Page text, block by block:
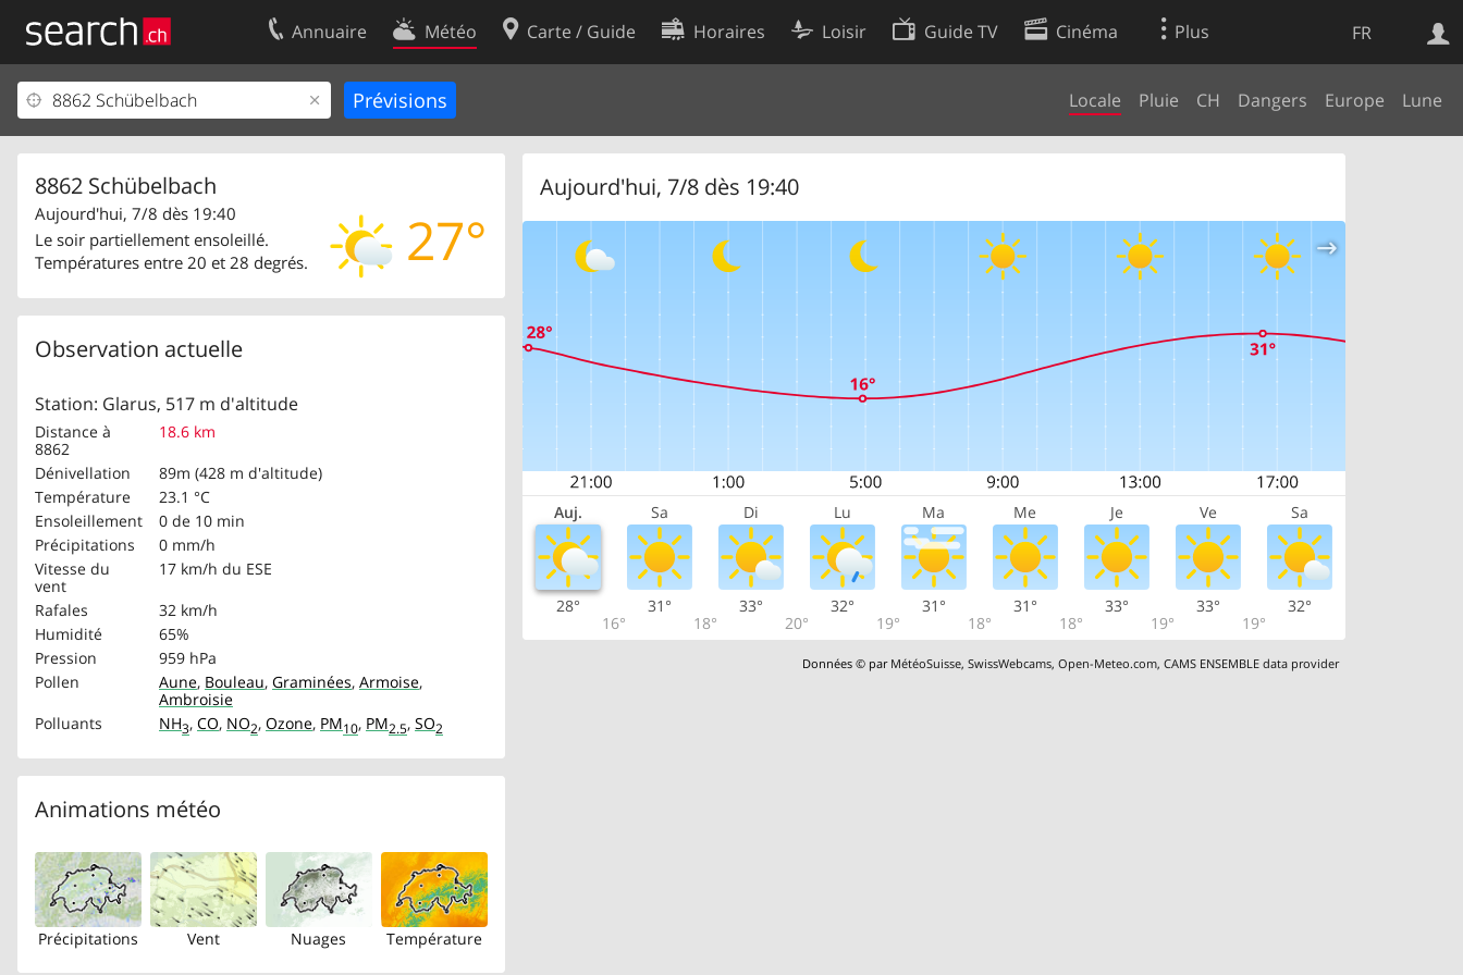
FR
Annuaire Météo Carte / Guide Horaires Loisir Guide TV Cinéma Plus
Locale Pluie CH Dangers Europe Lune
8862 Schübelbach
27°
Aujourd'hui, 7/8 dès 19:40
Le soir partiellement ensoleillé.
Températures entre 20 et 28 degrés.
Observation actuelle
Station: Glarus, 517 m d'altitude
Distance à
8862
18.6 km
Dénivellation
89m (428 m d'altitude)
Température
23.1 °C
Ensoleillement
0 de 10 min
Précipitations
0 mm/h
Vitesse du
vent
17 km/h du ESE
Rafales
32 km/h
Humidité
65%
Pression
959 hPa
Pollen
Aune, Bouleau, Graminées, Armoise,
Ambroisie
Polluants
NH3, CO, NO2, Ozone, PM10, PM2.5, SO2
Animations météo
Précipitations Vent Nuages Température
Aujourd'hui, 7/8 dès 19:40
Auj. Sa Di Lu Ma Me Je Ve Sa
28°
16°
31°
18°
33°
20°
32°
19°
31°
18°
31°
18°
33°
19°
33°
19°
32°
Données © par MétéoSuisse,SwissWebcams,Open-Meteo.com,CAMS ENSEMBLE data provider
Web
Votre inscription
Centre clients
Mentions Légales
Contact
Conditions d’utilisation
Préférences de cookies